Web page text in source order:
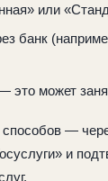
или
банк
это может
—
и